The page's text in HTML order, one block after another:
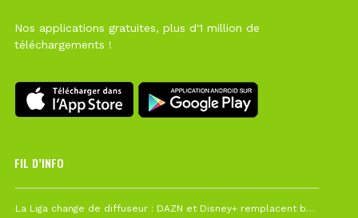
Nos applications gratuites, plus d'1 million de
téléchargements !
FIL D’INFO
La Liga change de diffuseur : DAZN et Disney+ remplacent beIN Sports !